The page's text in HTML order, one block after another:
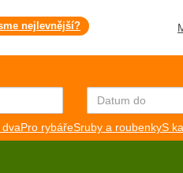
nejlevnější?
Pro rybářeSruby a roubenkyS